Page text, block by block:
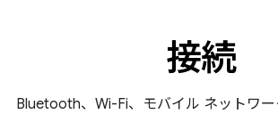
接続
Bluetooth、Wi-Fi、モバイル ネットワー